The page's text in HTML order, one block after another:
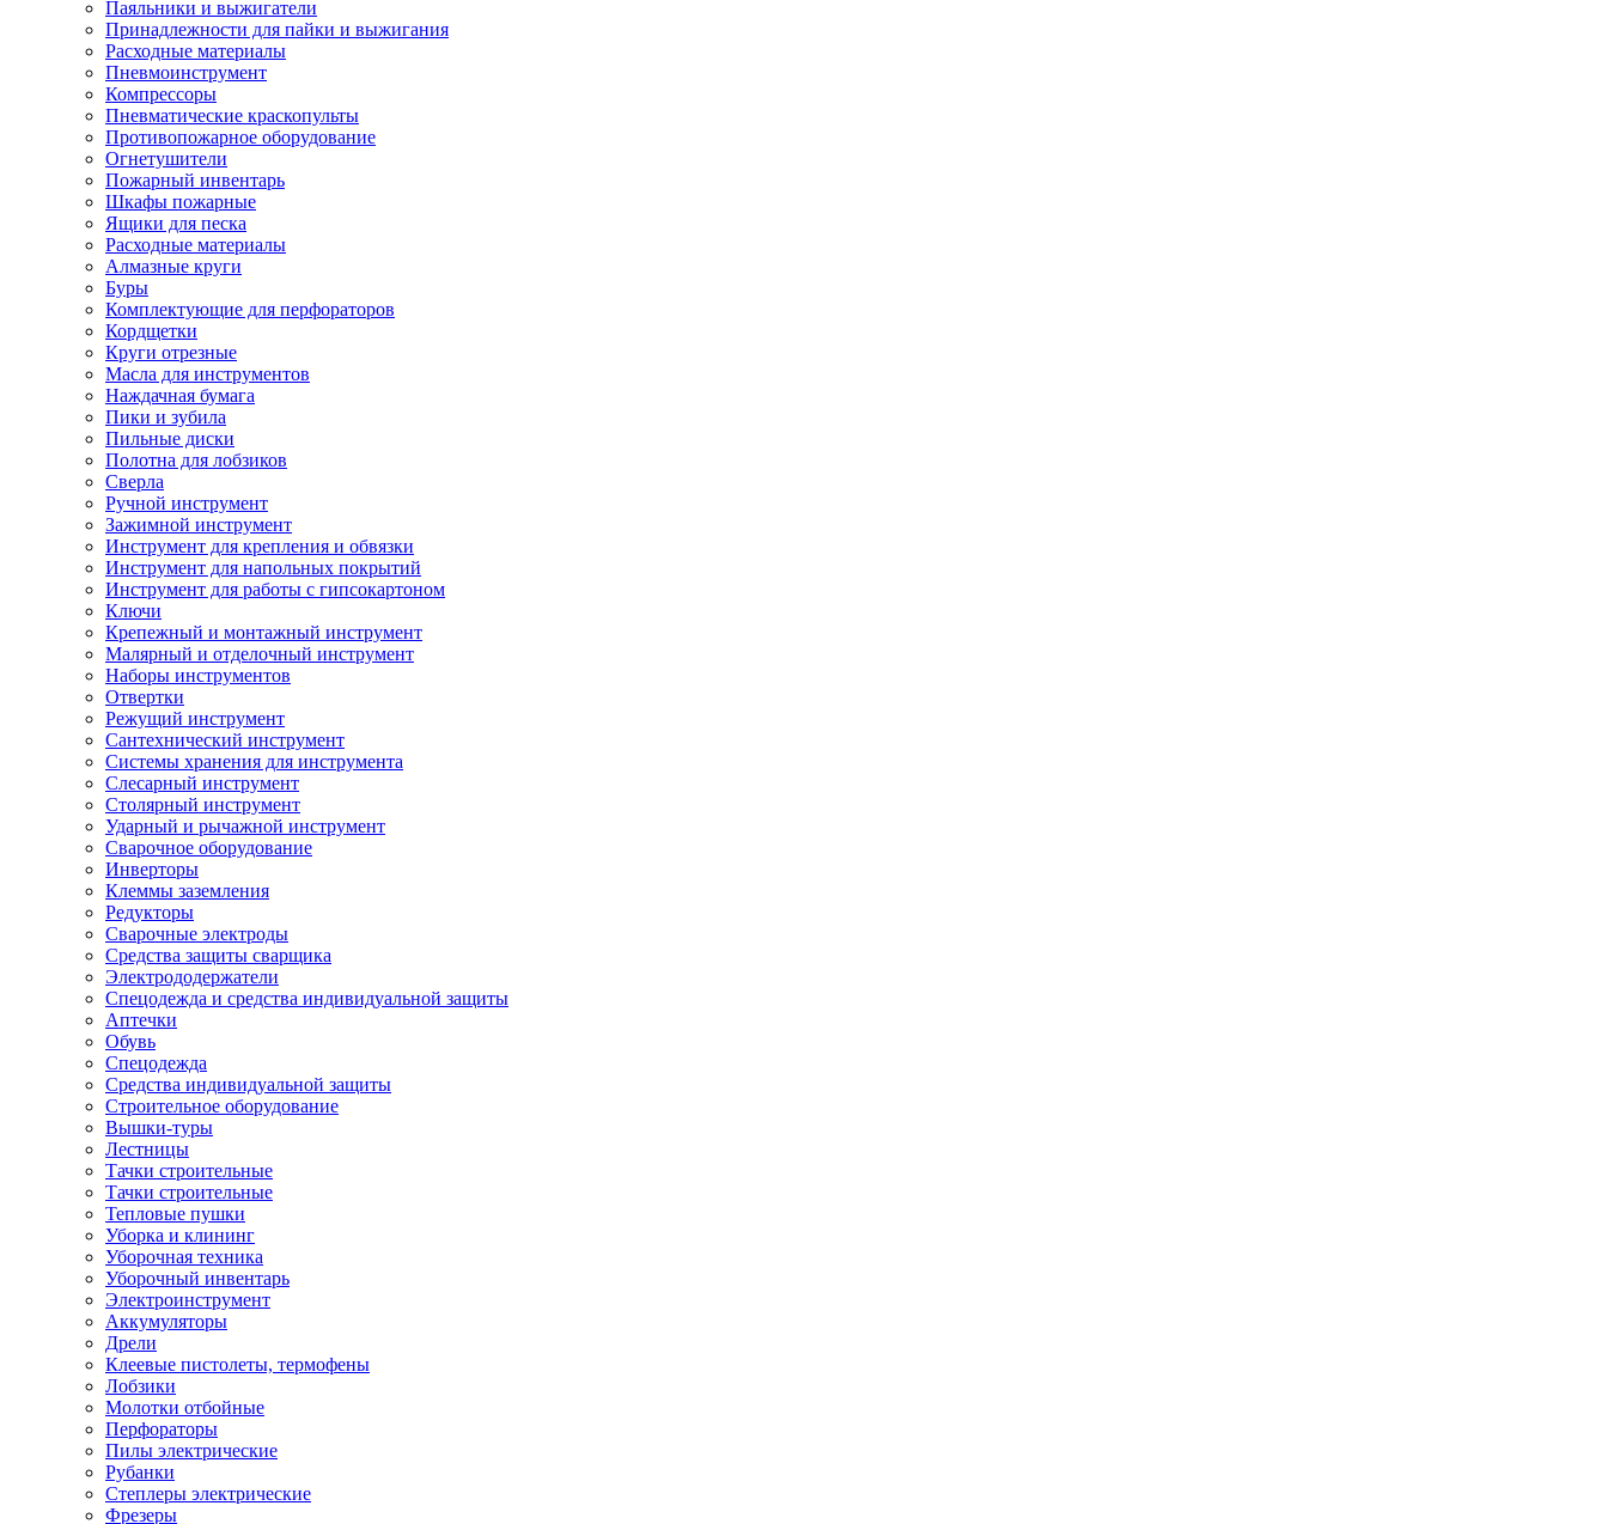
Паяльники и выжигатели
Принадлежности для пайки и выжигания
Расходные материалы
Пневмоинструмент
Компрессоры
Пневматические краскопульты
Противопожарное оборудование
Огнетушители
Пожарный инвентарь
Шкафы пожарные
Ящики для песка
Расходные материалы
Алмазные круги
Буры
Комплектующие для перфораторов
Кордщетки
Круги отрезные
Масла для инструментов
Наждачная бумага
Пики и зубила
Пильные диски
Полотна для лобзиков
Сверла
Ручной инструмент
Зажимной инструмент
Инструмент для крепления и обвязки
Инструмент для напольных покрытий
Инструмент для работы с гипсокартоном
Ключи
Крепежный и монтажный инструмент
Малярный и отделочный инструмент
Наборы инструментов
Отвертки
Режущий инструмент
Сантехнический инструмент
Системы хранения для инструмента
Слесарный инструмент
Столярный инструмент
Ударный и рычажной инструмент
Сварочное оборудование
Инверторы
Клеммы заземления
Редукторы
Сварочные электроды
Средства защиты сварщика
Электрододержатели
Спецодежда и средства индивидуальной защиты
Аптечки
Обувь
Спецодежда
Средства индивидуальной защиты
Строительное оборудование
Вышки-туры
Лестницы
Тачки строительные
Тачки строительные
Тепловые пушки
Уборка и клининг
Уборочная техника
Уборочный инвентарь
Электроинструмент
Аккумуляторы
Дрели
Клеевые пистолеты, термофены
Лобзики
Молотки отбойные
Перфораторы
Пилы электрические
Рубанки
Степлеры электрические
Фрезеры